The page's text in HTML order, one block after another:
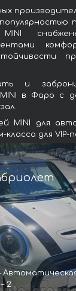
и
в Фаро с
MINI для
для VIP-
2